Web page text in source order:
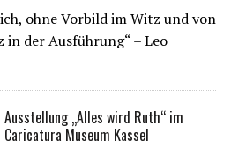
ohne Vorbild im Witz und von
in der Ausführung“ – Leo
Ausstellung „Alles wird Ruth“ im
Caricatura Museum Kassel